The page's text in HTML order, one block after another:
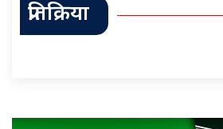
प्रतिक्रिया